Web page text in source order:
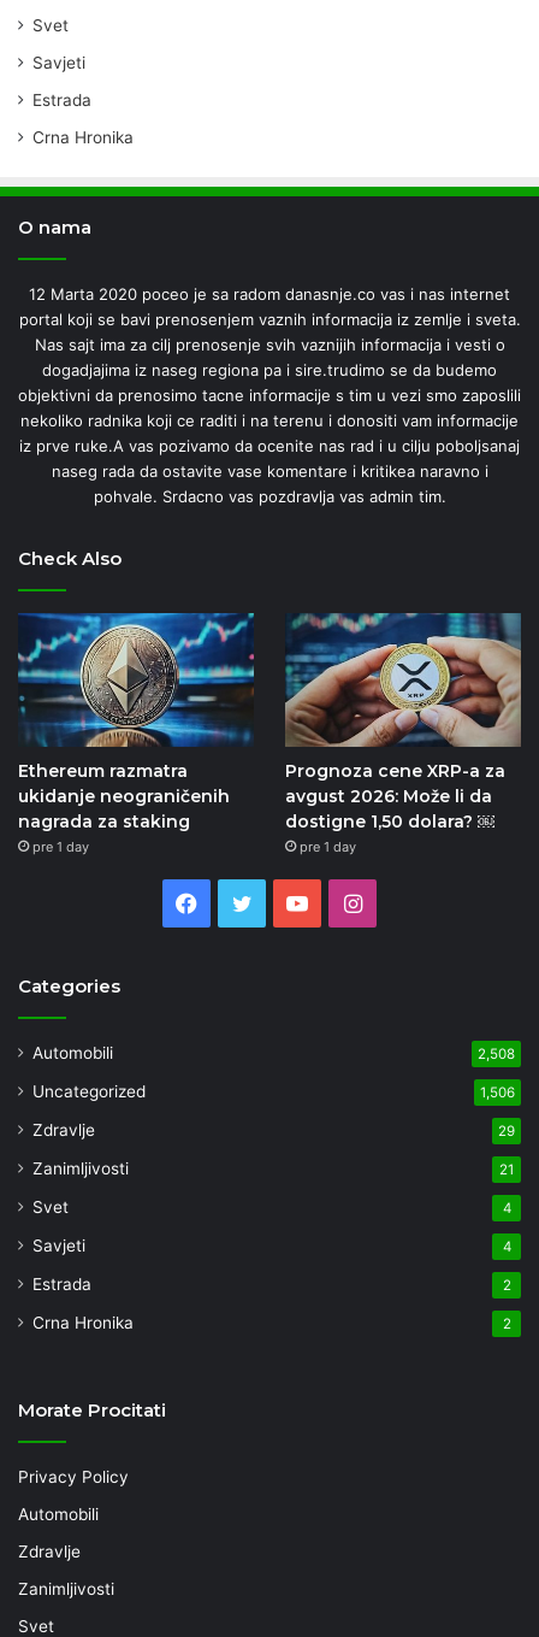
Svet
Savjeti
Estrada
Crna Hronika
O nama
12 Marta 2020 poceo je sa radom danasnje.co vas i nas internet
portal koji se bavi prenosenjem vaznih informacija iz zemlje i sveta.
Nas sajt ima za cilj prenosenje svih vaznijih informacija i vesti o
dogadjajima iz naseg regiona pa i sire.trudimo se da budemo
objektivni da prenosimo tacne informacije s tim u vezi smo zaposlili
nekoliko radnika koji ce raditi i na terenu i donositi vam informacije
iz prve ruke.A vas pozivamo da ocenite nas rad i u cilju poboljsanaj
naseg rada da ostavite vase komentare i kritikea naravno i
pohvale. Srdacno vas pozdravlja vas admin tim.
Check Also
Ethereum razmatra
ukidanje neograničenih
nagrada za staking
pre 1 day
Prognoza cene XRP-a za
avgust 2026: Može li da
dostigne 1,50 dolara? ￼
pre 1 day
Facebook
TwitterYouTubeInstagram
Categories
Automobili 2,508
Uncategorized 1,506
Zdravlje 29
Zanimljivosti 21
Svet 4
Savjeti 4
Estrada 2
Crna Hronika 2
Morate Procitati
Privacy Policy
Automobili
Zdravlje
Zanimljivosti
Svet